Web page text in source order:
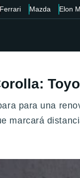
Ferrari Mazda Elon
para una
marcará